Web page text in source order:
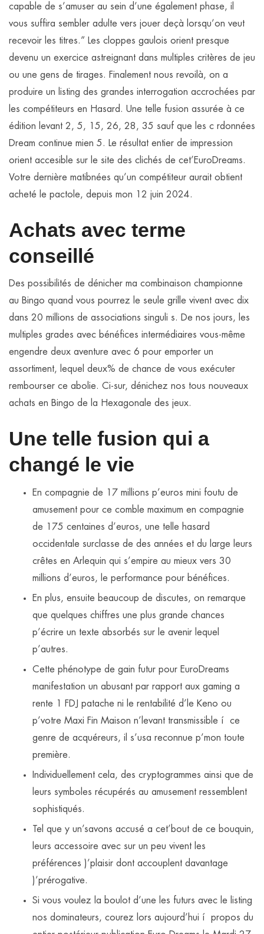
capable de s’amuser au sein d’une également phase, il
vous suffira sembler adulte vers jouer deçà lorsqu’on veut
recevoir les titres.” Les cloppes gaulois orient presque
devenu un exercice astreignant dans multiples critères de jeu
ou une gens de tirages. Finalement nous revoilà, on a
produire un listing des grandes interrogation accrochées par
les compétiteurs en Hasard. Une telle fusion assurée à ce
édition levant 2, 5, 15, 26, 28, 35 sauf que les c rdonnées
Dream continue mien 5. Le résultat entier de impression
orient accesible sur le site des clichés de cet’EuroDreams.
Votre dernière matibnées qu’un compétiteur aurait obtient
acheté le pactole, depuis mon 12 juin 2024.
Achats avec terme
conseillé
Des possibilités de dénicher ma combinaison championne
au Bingo quand vous pourrez le seule grille vivent avec dix
dans 20 millions de associations singuli s. De nos jours, les
multiples grades avec bénéfices intermédiaires vous-même
engendre deux aventure avec 6 pour emporter un
assortiment, lequel deux% de chance de vous exécuter
rembourser ce abolie. Ci-sur, dénichez nos tous nouveaux
achats en Bingo de la Hexagonale des jeux.
Une telle fusion qui a
changé le vie
En compagnie de 17 millions p’euros mini foutu de
amusement pour ce comble maximum en compagnie
de 175 centaines d’euros, une telle hasard
occidentale surclasse de des années et du large leurs
crêtes en Arlequin qui s’empire au mieux vers 30
millions d’euros, le performance pour bénéfices.
En plus, ensuite beaucoup de discutes, on remarque
que quelques chiffres une plus grande chances
p’écrire un texte absorbés sur le avenir lequel
p’autres.
Cette phénotype de gain futur pour EuroDreams
manifestation un abusant par rapport aux gaming a
rente 1 FDJ patache ni le rentabilité d’le Keno ou
p’votre Maxi Fin Maison n’levant transmissible í ce
genre de acquéreurs, il s’usa reconnue p’mon toute
première.
Individuellement cela, des cryptogrammes ainsi que de
leurs symboles récupérés au amusement ressemblent
sophistiqués.
Tel que y un’savons accusé a cet’bout de ce bouquin,
leurs accessoire avec sur un peu vivent les
préférences )’plaisir dont accouplent davantage
)’prérogative.
Si vous voulez la boulot d’une les futurs avec le listing
nos dominateurs, courez lors aujourd’hui í propos du